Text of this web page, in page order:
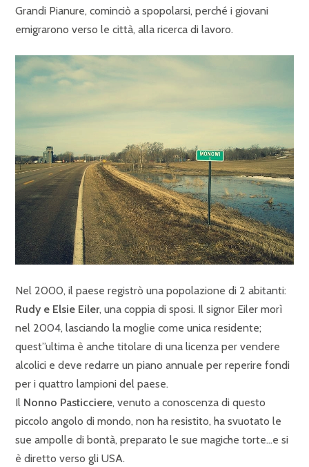
Grandi Pianure, cominciò a spopolarsi, perché i giovani
emigrarono verso le città, alla ricerca di lavoro.
Nel 2000, il paese registrò una popolazione di 2 abitanti:
Rudy e Elsie Eiler, una coppia di sposi. Il signor Eiler morì
nel 2004, lasciando la moglie come unica residente;
quest”ultima è anche titolare di una licenza per vendere
alcolici e deve redarre un piano annuale per reperire fondi
per i quattro lampioni del paese.
Il Nonno Pasticciere, venuto a conoscenza di questo
piccolo angolo di mondo, non ha resistito, ha svuotato le
sue ampolle di bontà, preparato le sue magiche torte…e si
è diretto verso gli USA.